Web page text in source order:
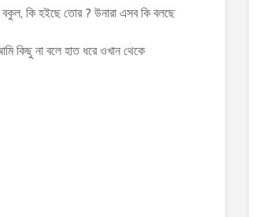
কি হইছে তোর ? উনারা এসব কি বলছে
কিছু না বলে হাত ধরে ওখান থেকে